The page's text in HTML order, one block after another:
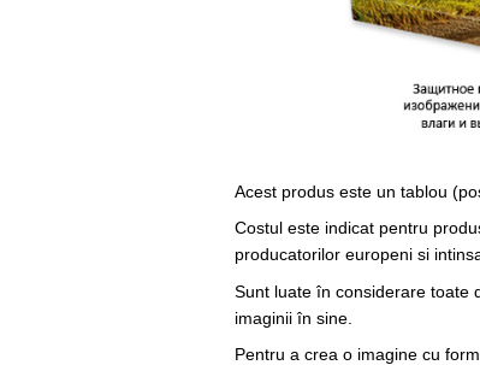
Acest produs este un tablou
Costul este indicat pentru
producatorilor europeni si
Sunt luate în considerare toate
imaginii în sine.
Pentru a crea o imagine cu